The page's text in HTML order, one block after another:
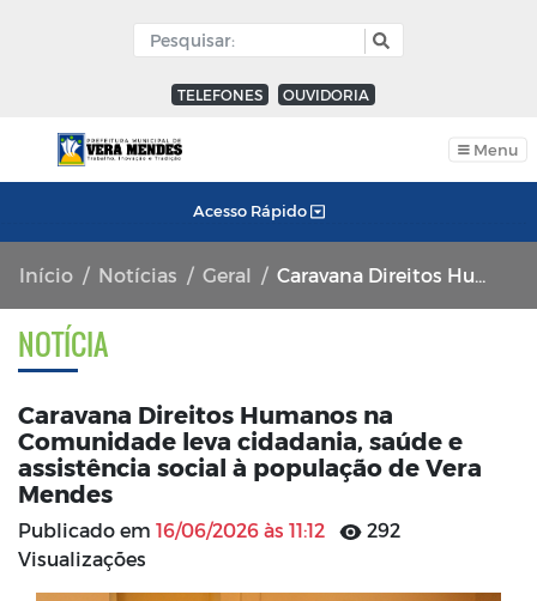
TELEFONES OUVIDORIA
Menu
Acesso Rápido
Início Notícias Geral Caravana Direitos Humanos na Comunidade leva cidadania, saúde e assistência social à população de Vera Mendes
NOTÍCIA
Caravana Direitos Humanos na
Comunidade leva cidadania, saúde e
assistência social à população de Vera
Mendes
Publicado em 16/06/2026 às 11:12
292
Visualizações